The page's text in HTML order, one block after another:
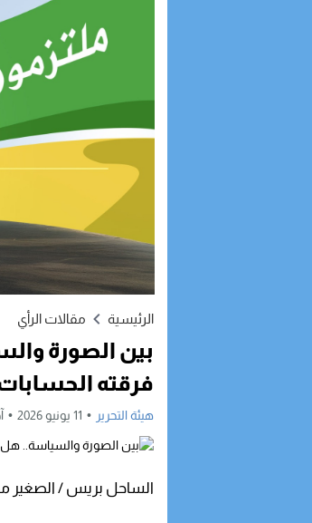
الرئيسية مقالات الرأي
بين الصورة
فرقته
هيئة التحرير 11 يونيو 2026
الساحل بريس / الصغير